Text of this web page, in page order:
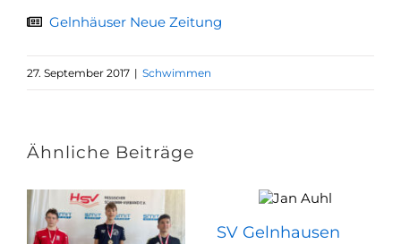
Gelnhäuser Neue Zeitung
27. September 2017 | Schwimmen
Ähnliche Beiträge
SV Gelnhausen